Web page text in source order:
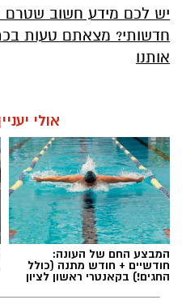
יש לכם מידע חשוב שטרם
חדשותי? מצאתם טעות
אותנו
אולי
המבצע החם של העונה:
חודשיים + חודש מתנה (כולל
החגים!) בקאנטרי ראשון לציון